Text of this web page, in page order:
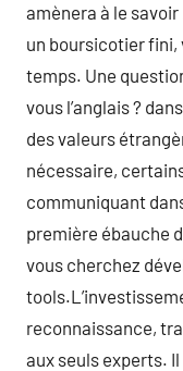
amènera à le
un boursicotier fini,
temps. Une
vous l’anglais ?
des valeurs
nécessaire,
communiquant
première ébauche
vous cherchez
reconnaissance,
aux seuls experts. Il